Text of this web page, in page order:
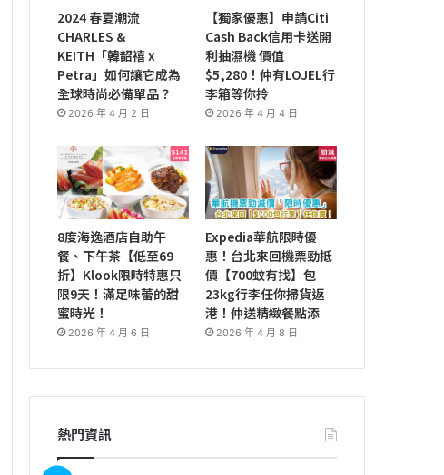
2024 春夏潮流
CHARLES &
KEITH「韓韶禧 x
Petra」如何讓它成為
全球時尚必備單品？
2026 年 4 月 2 日
【獨家優惠】申請Citi
Cash Back信用卡送開
利抽濕機 價值
$5,280！仲有LOJEL行
李箱等你拎
2026 年 4 月 4 日
8度海逸酒店自助午
餐、下午茶【低至69
折】Klook限時特惠只
限9天！滿足味蕾的甜
蜜時光！
2026 年 4 月 6 日
Expedia華航限時優
惠！台北來回機票勁抵
價【700蚊有找】包
23kg行李任你掃貨返
港！仲送精緻餐點添
2026 年 4 月 8 日
熱門資訊